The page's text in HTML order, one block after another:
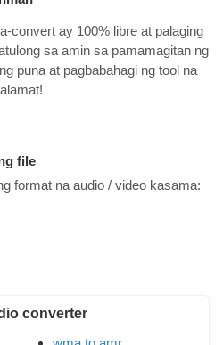
convert ay 100% libre at palaging
sa amin sa pamamagitan ng
puna at pagbabahagi ng tool na
file
format na audio / video kasama:
converter